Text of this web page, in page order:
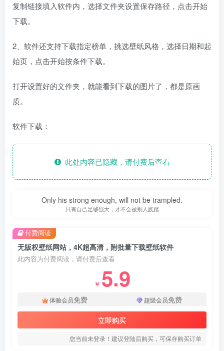
复制链接填入软件内，选择文件夹设置保存路径，点击开始
下载。
2、软件还支持下载指定榜单，挑选壁纸风格，选择日期和起
始页，点击开始按条件下载。
打开设置好的文件夹，就能看到下载的图片了，都是原画
质。
软件下载：
此处内容已隐藏，请付费后查看
Only his strong enough, will not be trampled.
只有自己足够强大，才不会被别人践踏
无版权壁纸网站，4K超高清，附批量下载壁纸软件
此内容为付费阅读，请付费后查看
￥ 5.9
体验会员免费 超级会员免费
立即购买
您当前未登录！建议登陆后购买，可保存购买订单
付费阅读